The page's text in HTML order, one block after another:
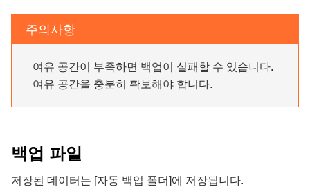
주의사항
여유 공간이 부족하면 백업이 실패할 수 있습니다.
여유 공간을 충분히 확보해야 합니다.
백업 파일
저장된 데이터는 [자동 백업 폴더]에 저장됩니다.